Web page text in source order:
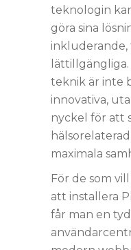
teknologin
göra sina
inkluderande,
teknik är inte
innovativa,
nyckel för att
maximala
För de som
att installera
får man en